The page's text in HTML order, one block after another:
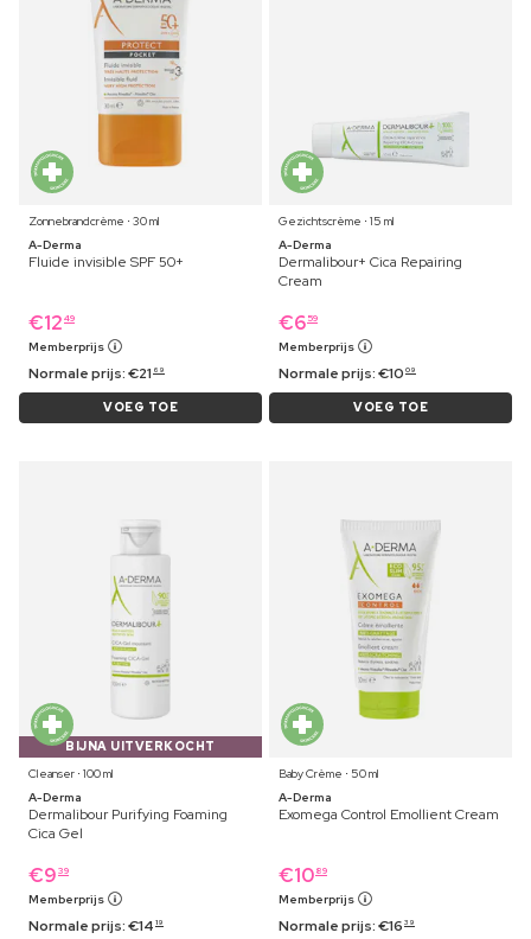
Zonnebrandcrème ⋅ 30 ml
A-Derma
Fluide invisible SPF 50+
€12 49
Memberprijs
Normale prijs:€21 69
VOEG TOE
Gezichtscrème ⋅ 15 ml
A-Derma
Dermalibour+ Cica Repairing
Cream
€6 59
Memberprijs
Normale prijs:€10 09
VOEG TOE
BIJNA UITVERKOCHT
Cleanser ⋅ 100 ml
A-Derma
Dermalibour Purifying Foaming
Cica Gel
€9 39
Memberprijs
Normale prijs:€14 19
Baby Crème ⋅ 50 ml
A-Derma
Exomega Control Emollient Cream
€10 89
Memberprijs
Normale prijs:€16 39